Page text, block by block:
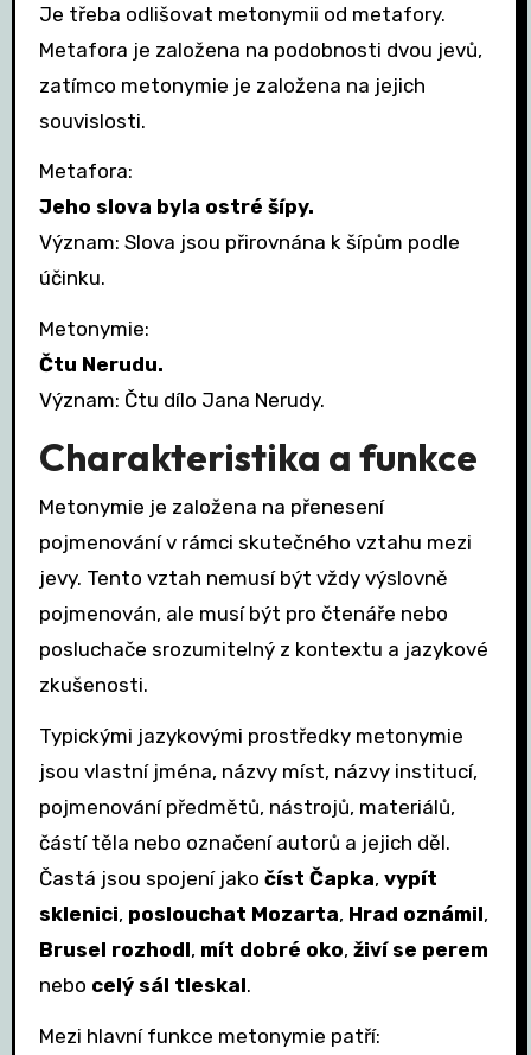
Je třeba odlišovat metonymii od metafory.
Metafora je založena na podobnosti dvou jevů,
zatímco metonymie je založena na jejich
souvislosti.
Metafora:
Jeho slova byla ostré šípy.
Význam: Slova jsou přirovnána k šípům podle
účinku.
Metonymie:
Čtu Nerudu.
Význam: Čtu dílo Jana Nerudy.
Charakteristika a funkce
Metonymie je založena na přenesení
pojmenování v rámci skutečného vztahu mezi
jevy. Tento vztah nemusí být vždy výslovně
pojmenován, ale musí být pro čtenáře nebo
posluchače srozumitelný z kontextu a jazykové
zkušenosti.
Typickými jazykovými prostředky metonymie
jsou vlastní jména, názvy míst, názvy institucí,
pojmenování předmětů, nástrojů, materiálů,
částí těla nebo označení autorů a jejich děl.
Častá jsou spojení jako číst Čapka, vypít
sklenici, poslouchat Mozarta, Hrad oznámil,
Brusel rozhodl, mít dobré oko, živí se perem
nebo celý sál tleskal.
Mezi hlavní funkce metonymie patří: